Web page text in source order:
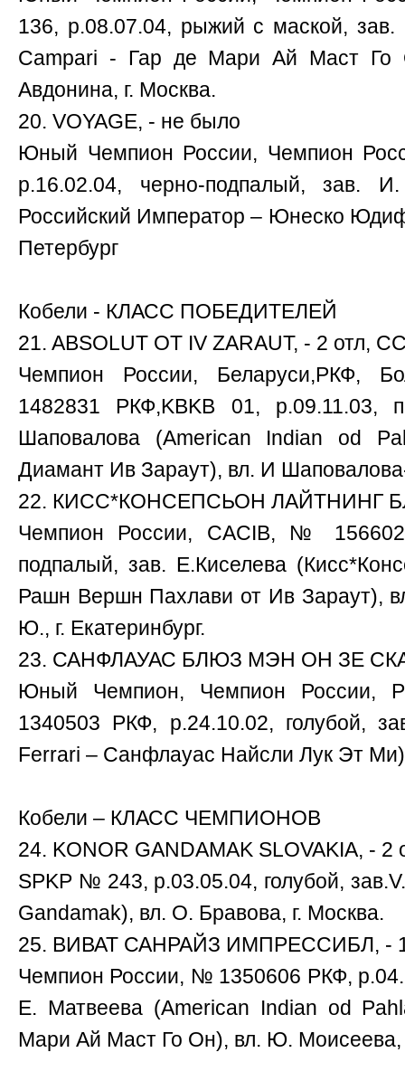
136, р.08.07.04, рыжий с маской,
Campari - Гар де Мари Ай Маст
Авдонина, г. Москва.
20. VOYAGE, - не было
Юный Чемпион России, Чемпион
р.16.02.04, черно-подпалый, зав.
Российский Император – Юнеско
Петербург
Кобели - КЛАСС ПОБЕДИТЕЛЕЙ
21. ABSOLUT OT IV ZARAUT, - 2 отл,
Чемпион России, Беларуси,РКФ,
1482831 РКФ,KBKB 01, р.09.11.03,
Шаповалова (American Indian od
Диамант Ив Зараут), вл. И
22. КИСС*КОНСЕПСЬОН ЛАЙТНИНГ
Чемпион России, CACIB, №
подпалый, зав. Е.Киселева
Рашн Вершн Пахлави от Ив Зараут),
Ю., г. Екатеринбург.
23. САНФЛАУАС БЛЮЗ МЭН ОН ЗЕ
Юный Чемпион, Чемпион России,
1340503 РКФ, р.24.10.02, голубой,
Ferrari – Санфлауас Найсли Лук Эт
Кобели – КЛАСС ЧЕМПИОНОВ
24. KONOR GANDAMAK SLOVAKIA, - 2
SPKP № 243, р.03.05.04, голубой,
Gandamak), вл. О. Бравова, г. Москва.
25. ВИВАТ САНРАЙЗ ИМПРЕССИБЛ, - 1
Чемпион России, № 1350606 РКФ,
Е. Матвеева (American Indian od
Мари Ай Маст Го Он), вл. Ю. Моисеева,